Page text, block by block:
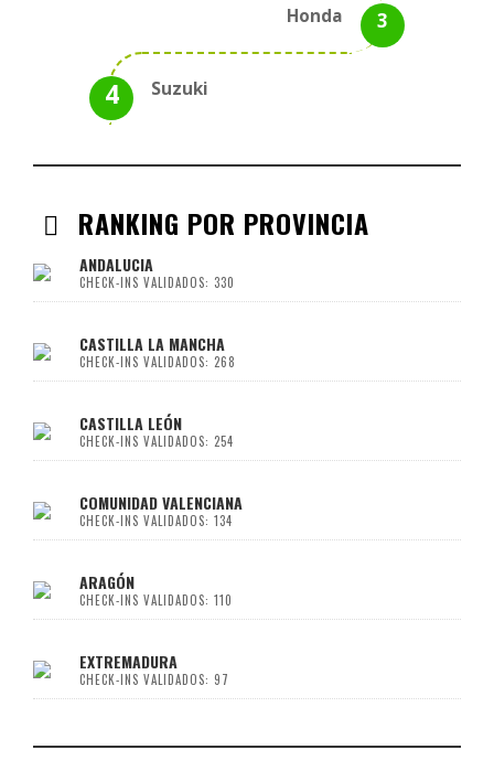
Honda
Suzuki
RANKING POR PROVINCIA
ANDALUCIA
CHECK-INS VALIDADOS: 330
CASTILLA LA MANCHA
CHECK-INS VALIDADOS: 268
CASTILLA LEÓN
CHECK-INS VALIDADOS: 254
COMUNIDAD VALENCIANA
CHECK-INS VALIDADOS: 134
ARAGÓN
CHECK-INS VALIDADOS: 110
EXTREMADURA
CHECK-INS VALIDADOS: 97